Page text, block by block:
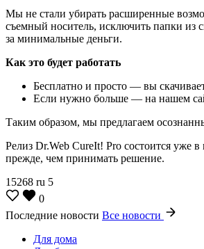
Мы не стали убирать расширенные
съемный носитель, исключить папки из
за минимальные деньги.
Как это будет работать
Бесплатно и просто — вы
Если нужно больше — на нашем
Таким образом, мы предлагаем
Релиз Dr.Web CureIt! Pro состоится уже
прежде, чем принимать решение.
15268 ru 5
0
Последние новости Все новости
Для дома